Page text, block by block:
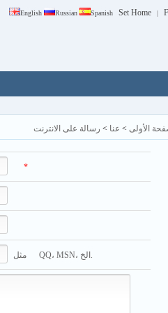
English Russian Spanish Set Home |
الأولى > عنا > رسالة على الانترنت
*
مثل QQ، MSN، الخ.